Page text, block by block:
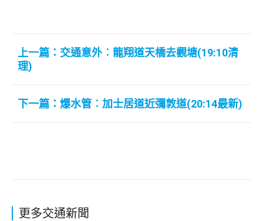
上一篇：交通意外︰龍翔道天橋去觀塘(19:10清
理)
下一篇：爆水管︰加士居道近彌敦道(20:14最新)
更多交通新聞